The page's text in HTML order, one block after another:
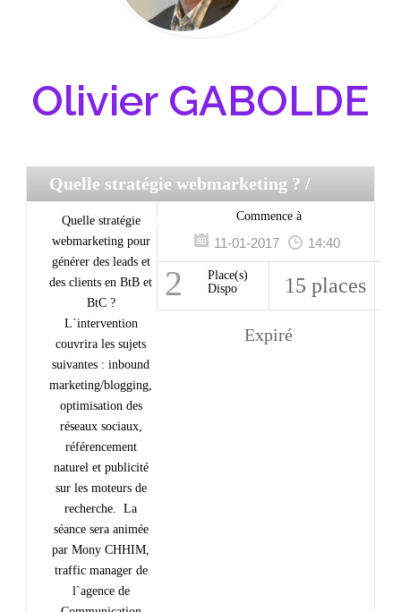
Olivier GABOLDE
Quelle stratégie webmarketing ? /
Webmarketing
Quelle stratégie
webmarketing pour
générer des leads et
des clients en BtB et
BtC ?
L`intervention
couvrira les sujets
suivantes : inbound
marketing/blogging,
optimisation des
réseaux sociaux,
référencement
naturel et publicité
sur les moteurs de
recherche. La
séance sera animée
par Mony CHHIM,
traffic manager de
l`agence de
Commence à
11-01-2017 14:40
2
Place(s)
Dispo
15 places
Expiré